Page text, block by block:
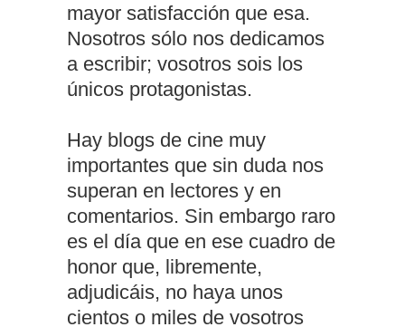
mayor satisfacción que esa.
Nosotros sólo nos dedicamos
a escribir; vosotros sois los
únicos protagonistas.
Hay blogs de cine muy
importantes que sin duda nos
superan en lectores y en
comentarios. Sin embargo raro
es el día que en ese cuadro de
honor que, libremente,
adjudicáis, no haya unos
cientos o miles de vosotros